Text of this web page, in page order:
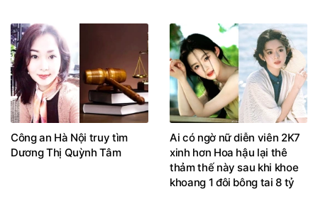
Công an Hà Nội truy tìm
Dương Thị Quỳnh Tâm
Ai có ngờ nữ diễn viên 2K7
xinh hơn Hoa hậu lại thê
thảm thế này sau khi khoe
khoang 1 đôi bông tai 8 tỷ